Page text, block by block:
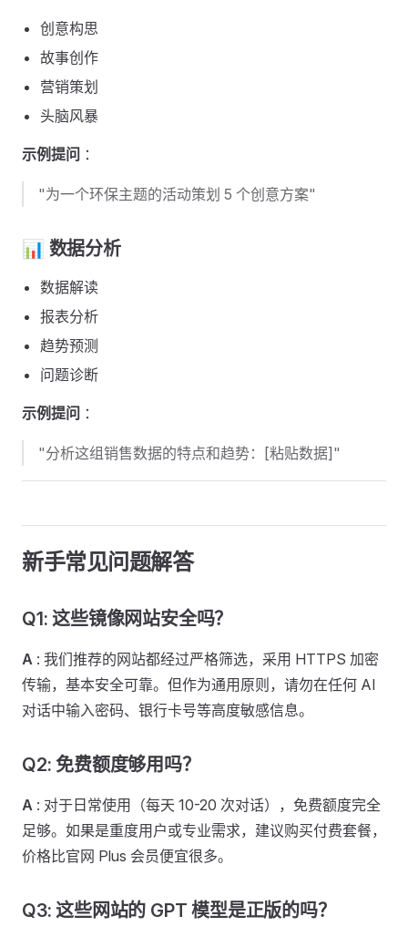
创意构思
故事创作
营销策划
头脑风暴
示例提问 ：
"为一个环保主题的活动策划 5 个创意方案"
📊 数据分析 ​
数据解读
报表分析
趋势预测
问题诊断
示例提问 ：
"分析这组销售数据的特点和趋势：[粘贴数据]"
新手常见问题解答 ​
Q1: 这些镜像网站安全吗？ ​
A : 我们推荐的网站都经过严格筛选，采用 HTTPS 加密
传输，基本安全可靠。但作为通用原则，请勿在任何 AI
对话中输入密码、银行卡号等高度敏感信息。
Q2: 免费额度够用吗？ ​
A : 对于日常使用（每天 10-20 次对话），免费额度完全
足够。如果是重度用户或专业需求，建议购买付费套餐，
价格比官网 Plus 会员便宜很多。
Q3: 这些网站的 GPT 模型是正版的吗？ ​